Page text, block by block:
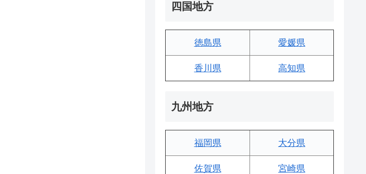
四国地方
徳島県 愛媛県
香川県 高知県
九州地方
福岡県 大分県
佐賀県 宮崎県